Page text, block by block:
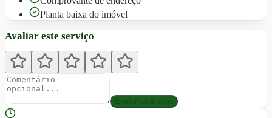
Planta baixa do imóvel
Avaliar este serviço
Enviar avaliação